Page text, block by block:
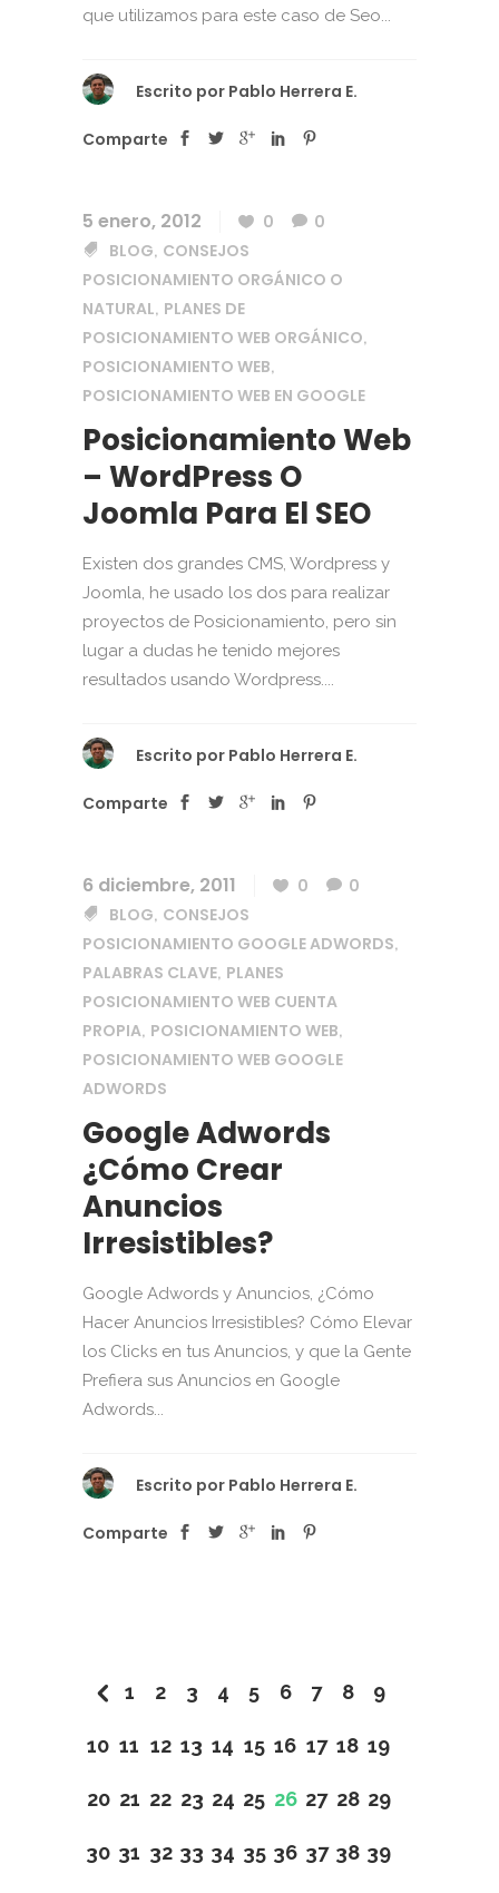
que utilizamos para este caso de Seo...
Escrito por Pablo Herrera E.
Comparte
5 enero, 2012 0
0
BLOG, CONSEJOS
POSICIONAMIENTO ORGÁNICO O
NATURAL, PLANES DE
POSICIONAMIENTO WEB ORGÁNICO,
POSICIONAMIENTO WEB,
POSICIONAMIENTO WEB EN GOOGLE
Posicionamiento Web
– WordPress O
Joomla Para El SEO
Existen dos grandes CMS, Wordpress y
Joomla, he usado los dos para realizar
proyectos de Posicionamiento, pero sin
lugar a dudas he tenido mejores
resultados usando Wordpress....
Escrito por Pablo Herrera E.
Comparte
6 diciembre, 2011 0
0
BLOG, CONSEJOS
POSICIONAMIENTO GOOGLE ADWORDS,
PALABRAS CLAVE, PLANES
POSICIONAMIENTO WEB CUENTA
PROPIA, POSICIONAMIENTO WEB,
POSICIONAMIENTO WEB GOOGLE
ADWORDS
Google Adwords
¿Cómo Crear
Anuncios
Irresistibles?
Google Adwords y Anuncios, ¿Cómo
Hacer Anuncios Irresistibles? Cómo Elevar
los Clicks en tus Anuncios, y que la Gente
Prefiera sus Anuncios en Google
Adwords...
Escrito por Pablo Herrera E.
Comparte
1 2 3 4 5 6 7 8 9
10 11 12 13 14 15 16 17 18 19
20 21 22 23 24 25 26 27 28 29
30 31 32 33 34 35 36 37 38 39